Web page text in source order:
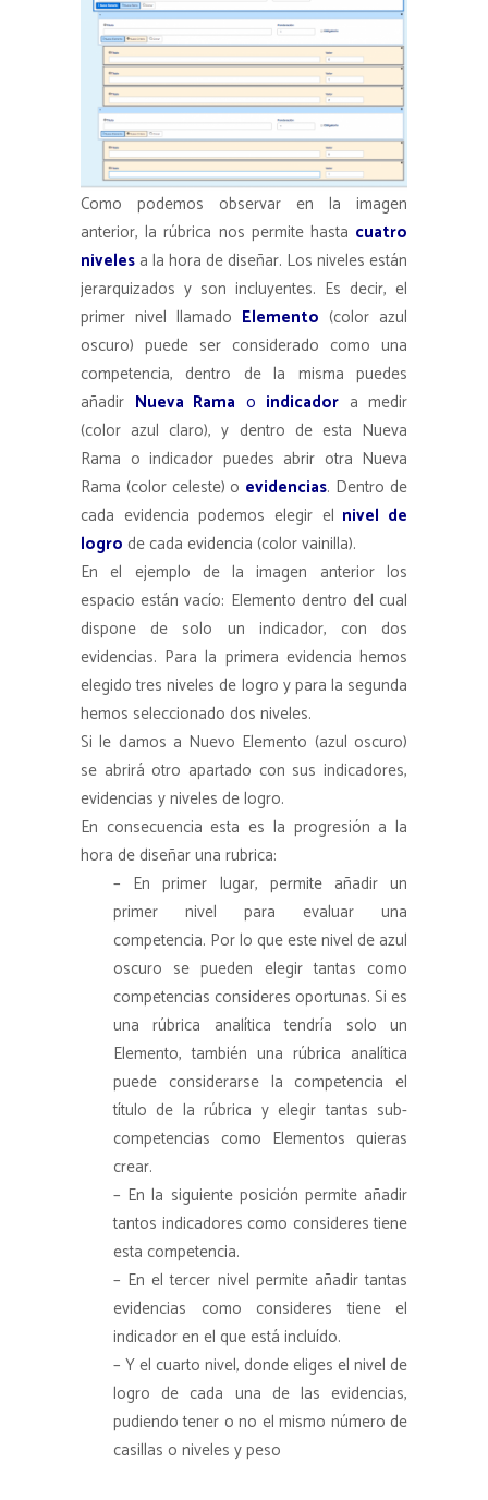
Como podemos observar en la imagen
anterior, la rúbrica nos permite hasta cuatro
niveles a la hora de diseñar. Los niveles están
jerarquizados y son incluyentes. Es decir, el
primer nivel llamado Elemento (color azul
oscuro) puede ser considerado como una
competencia, dentro de la misma puedes
añadir Nueva Rama o indicador a medir
(color azul claro), y dentro de esta Nueva
Rama o indicador puedes abrir otra Nueva
Rama (color celeste) o evidencias. Dentro de
cada evidencia podemos elegir el nivel de
logro de cada evidencia (color vainilla).
En el ejemplo de la imagen anterior los
espacio están vacío: Elemento dentro del cual
dispone de solo un indicador, con dos
evidencias. Para la primera evidencia hemos
elegido tres niveles de logro y para la segunda
hemos seleccionado dos niveles.
Si le damos a Nuevo Elemento (azul oscuro)
se abrirá otro apartado con sus indicadores,
evidencias y niveles de logro.
En consecuencia esta es la progresión a la
hora de diseñar una rubrica:
– En primer lugar, permite añadir un
primer nivel para evaluar una
competencia. Por lo que este nivel de azul
oscuro se pueden elegir tantas como
competencias consideres oportunas. Si es
una rúbrica analítica tendría solo un
Elemento, también una rúbrica analítica
puede considerarse la competencia el
título de la rúbrica y elegir tantas sub-
competencias como Elementos quieras
crear.
– En la siguiente posición permite añadir
tantos indicadores como consideres tiene
esta competencia.
– En el tercer nivel permite añadir tantas
evidencias como consideres tiene el
indicador en el que está incluído.
– Y el cuarto nivel, donde eliges el nivel de
logro de cada una de las evidencias,
pudiendo tener o no el mismo número de
casillas o niveles y peso